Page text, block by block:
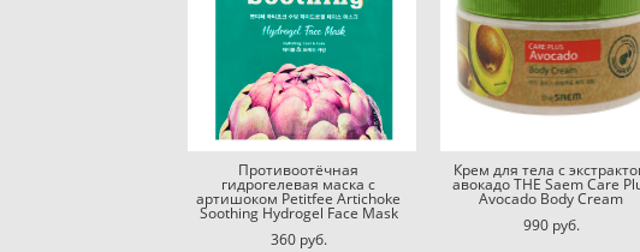
Противоотёчная
гидрогелевая маска с
артишоком Petitfee Artichoke
Soothing Hydrogel Face Mask
360 pуб.
Крем для тела с
авокадо THE Saem Care
Avocado Body Cream
990 pуб.